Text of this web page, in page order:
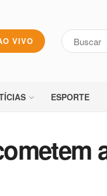
VIVO
ESPORTE